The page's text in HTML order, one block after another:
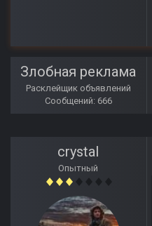
Злобная реклама
Расклейщик объявлений
Сообщений: 666
crystal
Опытный